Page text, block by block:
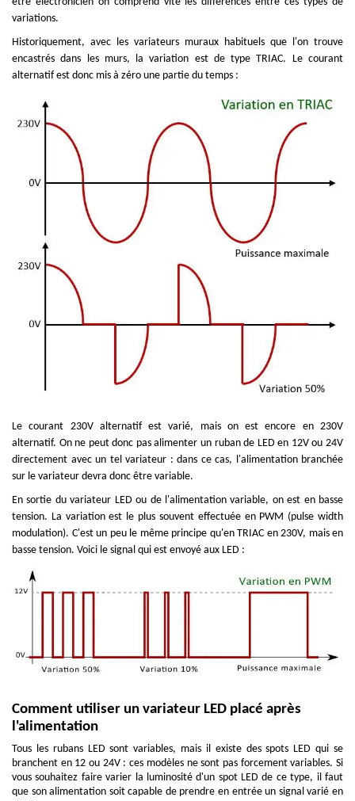
variations.
Historiquement, avec les variateurs muraux habituels que l'on trouve
encastrés dans les murs, la variation est de type TRIAC. Le courant
alternatif est donc mis à zéro une partie du temps :
Le courant 230V alternatif est varié, mais on est encore en 230V
alternatif. On ne peut donc pas alimenter un ruban de LED en 12V ou 24V
directement avec un tel variateur : dans ce cas, l'alimentation branchée
sur le variateur devra donc être variable.
En sortie du variateur LED ou de l'alimentation variable, on est en basse
tension. La variation est le plus souvent effectuée en PWM (pulse width
modulation). C'est un peu le même principe qu'en TRIAC en 230V, mais en
basse tension. Voici le signal qui est envoyé aux LED :
Comment utiliser un variateur LED placé après
l'alimentation
Tous les rubans LED sont variables, mais il existe des spots LED qui se
branchent en 12 ou 24V : ces modèles ne sont pas forcement variables. Si
vous souhaitez faire varier la luminosité d'un spot LED de ce type, il faut
que son alimentation soit capable de prendre en entrée un signal varié en